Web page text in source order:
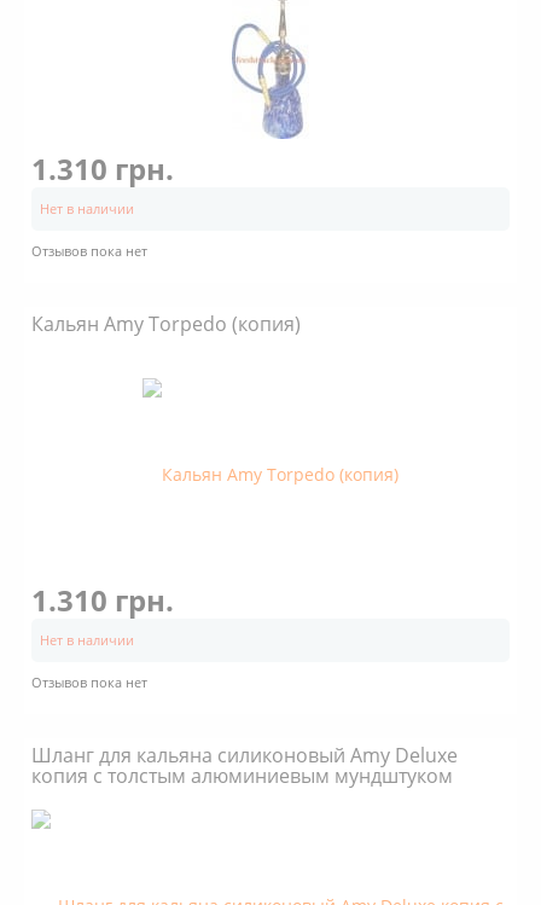
1.310 грн.
Нет в наличии
Отзывов пока нет
Кальян Amy Torpedo (копия)
1.310 грн.
Нет в наличии
Отзывов пока нет
Шланг для кальяна силиконовый Amy Deluxe
копия с толстым алюминиевым мундштуком